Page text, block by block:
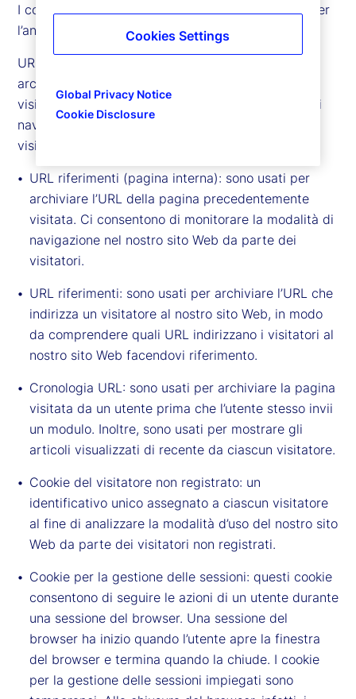
I cookie categorizzati dalla Società come Cookie per
l’analisi delle performance sono:
URL riferimenti (pagina interna): sono usati per
archiviare l’URL della pagina precedentemente
visitata. Ci consentono di monitorare la modalità di
navigazione nel nostro sito Web da parte dei
visitatori.
URL riferimenti (pagina interna): sono usati per
archiviare l’URL della pagina precedentemente
visitata. Ci consentono di monitorare la modalità di
navigazione nel nostro sito Web da parte dei
visitatori.
URL riferimenti: sono usati per archiviare l’URL che
indirizza un visitatore al nostro sito Web, in modo
da comprendere quali URL indirizzano i visitatori al
nostro sito Web facendovi riferimento.
Cronologia URL: sono usati per archiviare la pagina
visitata da un utente prima che l’utente stesso invii
un modulo. Inoltre, sono usati per mostrare gli
articoli visualizzati di recente da ciascun visitatore.
Cookie del visitatore non registrato: un
identificativo unico assegnato a ciascun visitatore
al fine di analizzare la modalità d’uso del nostro sito
Web da parte dei visitatori non registrati.
Cookie per la gestione delle sessioni: questi cookie
consentono di seguire le azioni di un utente durante
una sessione del browser. Una sessione del
browser ha inizio quando l’utente apre la finestra
del browser e termina quando la chiude. I cookie
per la gestione delle sessioni impiegati sono
Global Privacy Notice
Cookie Disclosure
Cookies Settings